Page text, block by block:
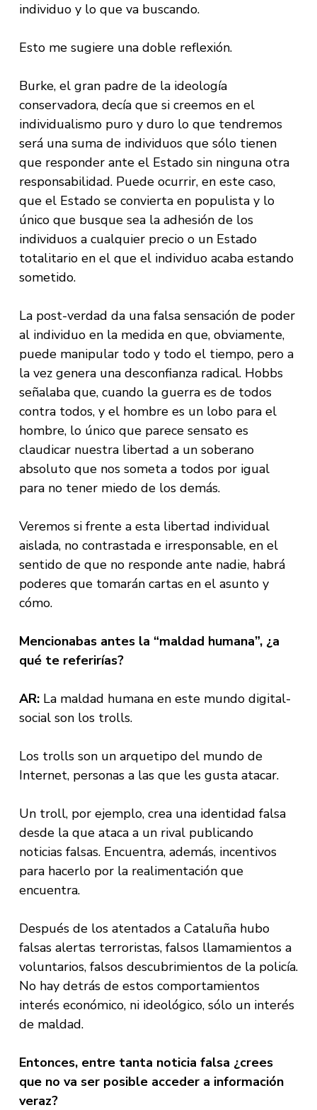
individuo y lo que va buscando.
Esto me sugiere una doble reflexión.
Burke, el gran padre de la ideología
conservadora, decía que si creemos en el
individualismo puro y duro lo que tendremos
será una suma de individuos que sólo tienen
que responder ante el Estado sin ninguna otra
responsabilidad. Puede ocurrir, en este caso,
que el Estado se convierta en populista y lo
único que busque sea la adhesión de los
individuos a cualquier precio o un Estado
totalitario en el que el individuo acaba estando
sometido.
La post-verdad da una falsa sensación de poder
al individuo en la medida en que, obviamente,
puede manipular todo y todo el tiempo, pero a
la vez genera una desconfianza radical. Hobbs
señalaba que, cuando la guerra es de todos
contra todos, y el hombre es un lobo para el
hombre, lo único que parece sensato es
claudicar nuestra libertad a un soberano
absoluto que nos someta a todos por igual
para no tener miedo de los demás.
Veremos si frente a esta libertad individual
aislada, no contrastada e irresponsable, en el
sentido de que no responde ante nadie, habrá
poderes que tomarán cartas en el asunto y
cómo.
Mencionabas antes la “maldad humana”, ¿a
qué te referirías?
AR:La maldad humana en este mundo digital-
social son los trolls.
Los trolls son un arquetipo del mundo de
Internet, personas a las que les gusta atacar.
Un troll, por ejemplo, crea una identidad falsa
desde la que ataca a un rival publicando
noticias falsas. Encuentra, además, incentivos
para hacerlo por la realimentación que
encuentra.
Después de los atentados a Cataluña hubo
falsas alertas terroristas, falsos llamamientos a
voluntarios, falsos descubrimientos de la policía.
No hay detrás de estos comportamientos
interés económico, ni ideológico, sólo un interés
de maldad.
Entonces, entre tanta noticia falsa ¿crees
que no va ser posible acceder a información
veraz?